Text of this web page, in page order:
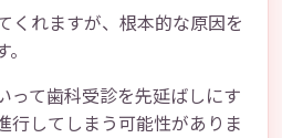
くれますが、根本的な原因を
って歯科受診を先延ばしにす
行してしまう可能性がありま